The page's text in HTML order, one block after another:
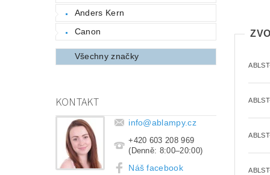
Anders Kern
Canon
Všechny značky
KONTAKT
info@ablampy.cz
+420 603 208 969
(Denně: 8:00–20:00)
Náš facebook